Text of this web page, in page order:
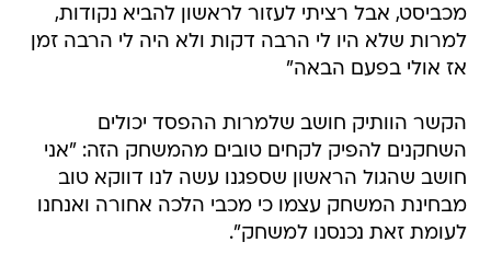
מכביסט, אבל רציתי לעזור לראשון להביא נקודות,
למרות שלא היו לי הרבה דקות ולא היה לי הרבה זמן
אז אולי בפעם הבאה"
הקשר הוותיק חושב שלמרות ההפסד יכולים
השחקנים להפיק לקחים טובים מהמשחק הזה: "אני
חושב שהגול הראשון שספגנו עשה לנו דווקא טוב
מבחינת המשחק עצמו כי מכבי הלכה אחורה ואנחנו
לעומת זאת נכנסנו למשחק".